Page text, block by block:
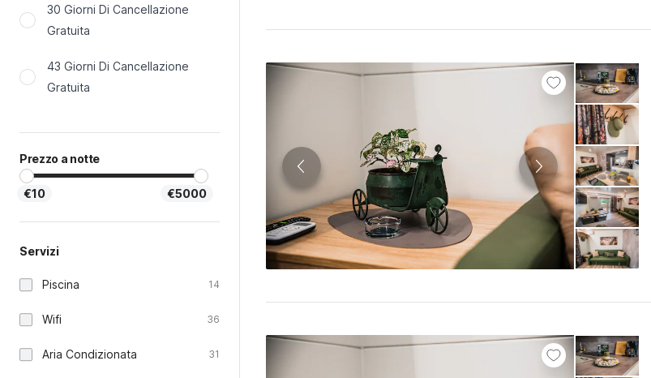
30 Giorni Di Cancellazione
Gratuita
43 Giorni Di Cancellazione
Gratuita
Prezzo a notte
€10 €5000
Servizi
Piscina 14
Wifi 36
Aria Condizionata 31